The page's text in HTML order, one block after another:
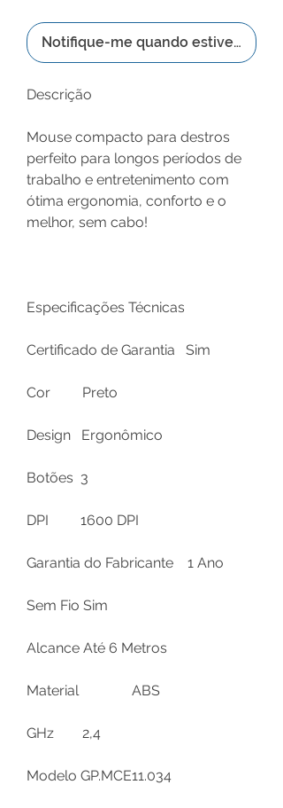
Notifique-me quando estiver
Descrição
Mouse compacto para destros
perfeito para longos períodos de
trabalho e entretenimento com
ótima ergonomia, conforto e o
melhor, sem cabo!
Especificações Técnicas
Certificado de Garantia Sim
Cor Preto
Design Ergonômico
Botões 3
DPI 1600 DPI
Garantia do Fabricante 1 Ano
Sem Fio Sim
Alcance Até 6 Metros
Material ABS
GHz 2,4
Modelo GP.MCE11.034